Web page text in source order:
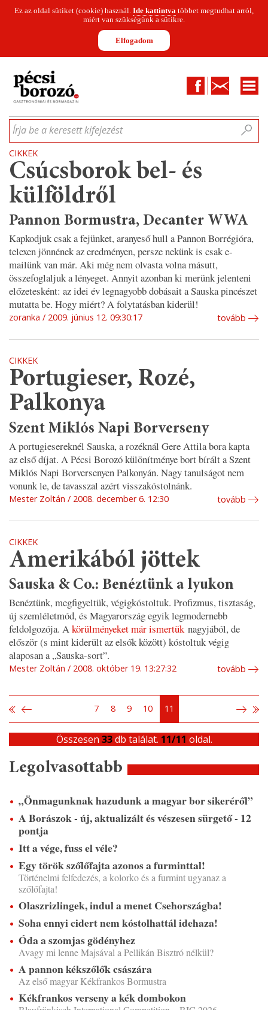
Ez az oldal sütiket (cookie) használ. Ide kattintva többet megtudhat arról,
miért van szükségünk a sütikre.
Elfogadom
FacebookKapcsolat
CIKKEKHÍREKINFOGRAFIKÁKMUNKATÁRSAKWINESOFA
Írja be a keresett kifejezést
CIKKEK
Csúcsborok bel- és
külföldről
Pannon Bormustra, Decanter WWA
Kapkodjuk csak a fejünket, aranyeső hull a Pannon Borrégióra,
telexen jönnének az eredményen, persze nekünk is csak e-
mailünk van már. Aki még nem olvasta volna másutt,
összefoglaljuk a lényeget. Annyit azonban ki merünk jelenteni
előzetesként: az idei év legnagyobb dobásait a Sauska pincészet
mutatta be. Hogy miért? A folytatásban kiderül!
zoranka 2009. június 12. 09:30:17 tovább
CIKKEK
Portugieser, Rozé,
Palkonya
Szent Miklós Napi Borverseny
A portugiesereknél Sauska, a rozéknál Gere Attila bora kapta
az első díjat. A Pécsi Borozó különítménye bort bírált a Szent
Miklós Napi Borversenyen Palkonyán. Nagy tanulságot nem
vonunk le, de tavasszal azért visszakóstolnánk.
Mester Zoltán 2008. december 6. 12:30 tovább
CIKKEK
Amerikából jöttek
Sauska & Co.: Benéztünk a lyukon
Benéztünk, megfigyeltük, végigkóstoltuk. Profizmus, tisztaság,
új szemléletmód, és Magyarország egyik legmodernebb
feldolgozója. Akörülményeket már ismertüknagyjából, de
először (s mint kiderült az elsők között) kóstoltuk végig
alaposan a „Sauska-sort”.
Mester Zoltán 2008. október 19. 13:27:32 tovább
7 8 9 10 11
Összesen 33db találat. 11/11 oldal.
Legolvasottabb
„Önmagunknak hazudunk a magyar bor sikeréről”
A Borászok - új, aktualizált és vészesen sürgető - 12
pontja
Itt a vége, fuss el véle?
Egy török szőlőfajta azonos a furminttal!
Történelmi felfedezés, a kolorko és a furmint ugyanaz a
szőlőfajta!
Olaszrizlingek, indul a menet Csehországba!
Soha ennyi cidert nem kóstolhattál idehaza!
Óda a szomjas gödényhez
Avagy mi lenne Majsával a Pellikán Bisztró nélkül?
A pannon kékszőlők császára
Az első magyar Kékfrankos Bormustra
Kékfrankos verseny a kék dombokon